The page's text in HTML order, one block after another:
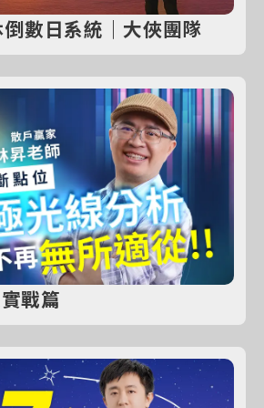
數日系統｜大俠團隊
戰篇